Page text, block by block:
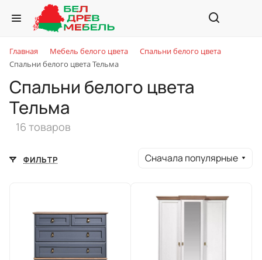
Главная Мебель белого цвета
Спальни белого цвета
Спальни белого цвета Тельма
Спальни белого цвета
Тельма
16 товаров
ФИЛЬТР Сначала популярные